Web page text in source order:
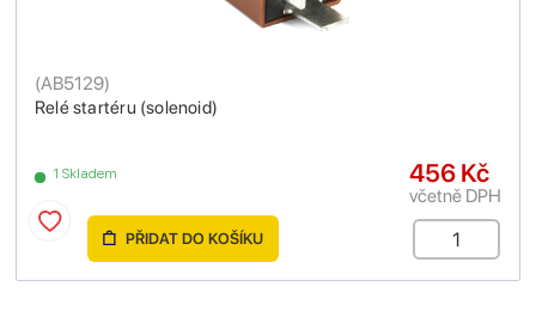
Relé startéru (solenoid)
(AB5129)
1 Skladem 456 Kč
včetně DPH
PŘIDAT DO KOŠÍKU